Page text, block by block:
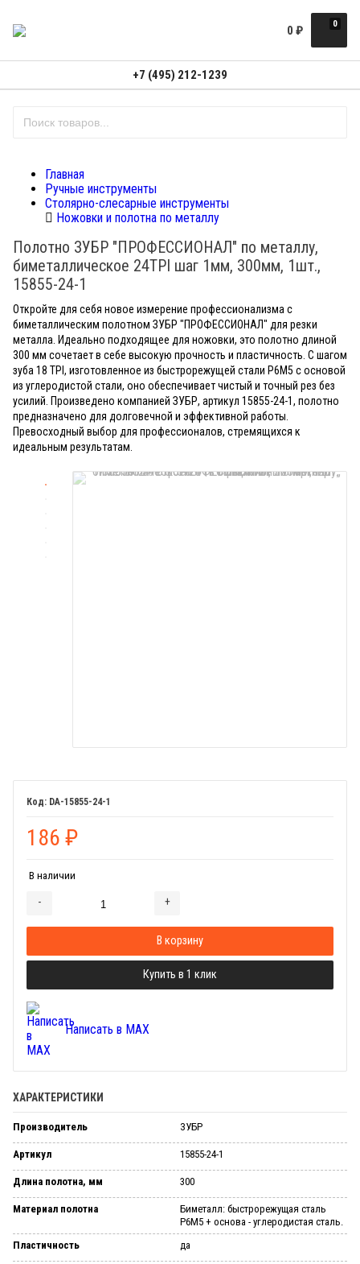
0
0 ₽
+7 (495) 212-1239
Главная
Ручные инструменты
Столярно-слесарные инструменты
Ножовки и полотна по металлу
Полотно ЗУБР "ПРОФЕССИОНАЛ" по металлу,
биметаллическое 24TPI шаг 1мм, 300мм, 1шт.,
15855-24-1
Откройте для себя новое измерение профессионализма с
биметаллическим полотном ЗУБР "ПРОФЕССИОНАЛ" для резки
металла. Идеально подходящее для ножовки, это полотно длиной
300 мм сочетает в себе высокую прочность и пластичность. С шагом
зуба 18 TPI, изготовленное из быстрорежущей стали Р6М5 с основой
из углеродистой стали, оно обеспечивает чистый и точный рез без
усилий. Произведено компанией ЗУБР, артикул 15855-24-1, полотно
предназначено для долговечной и эффективной работы.
Превосходный выбор для профессионалов, стремящихся к
идеальным результатам.
DA-15855-24-1
186 ₽
В наличии
- +
В корзину
Купить в 1 клик
Написать в MAX
ХАРАКТЕРИСТИКИ
Производитель ЗУБР
Артикул 15855-24-1
Длина полотна, мм 300
Материал полотна
Биметалл: быстрорежущая сталь
Р6М5 + основа - углеродистая сталь.
Пластичность
да